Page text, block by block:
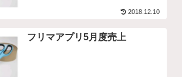
2018.12.10
フリマアプリ5月度売上